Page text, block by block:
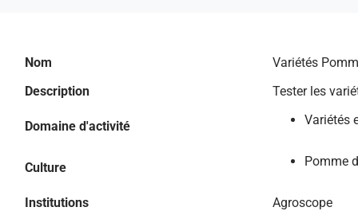
Nom
Variétés
Description
Tester les
Domaine d'activité Variétés
Culture Pomme
Institutions
Agroscope